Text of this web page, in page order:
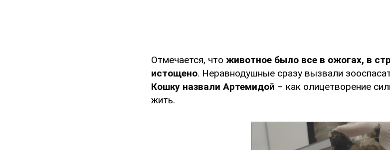
Отмечается, что животное было все в ожогах, в
истощено. Неравнодушные сразу вызвали
Кошку назвали Артемидой – как олицетворение
жить.